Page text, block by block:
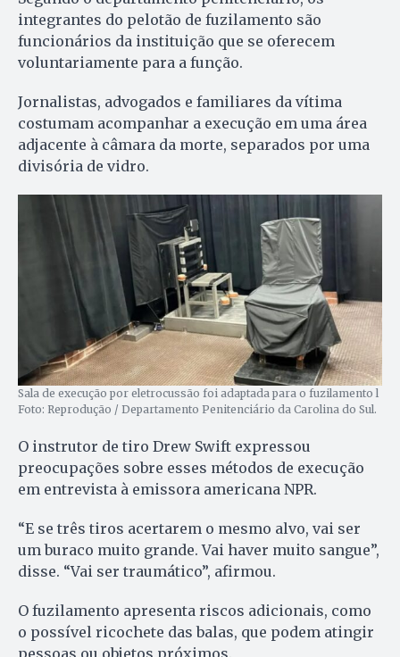
integrantes do pelotão de fuzilamento são
funcionários da instituição que se oferecem
voluntariamente para a função.
Jornalistas, advogados e familiares da vítima
costumam acompanhar a execução em uma área
adjacente à câmara da morte, separados por uma
divisória de vidro.
Sala de execução por eletrocussão foi adaptada para o fuzilamento l
Foto: Reprodução / Departamento Penitenciário da Carolina do Sul.
O instrutor de tiro Drew Swift expressou
preocupações sobre esses métodos de execução
em entrevista à emissora americana NPR.
“E se três tiros acertarem o mesmo alvo, vai ser
um buraco muito grande. Vai haver muito sangue”,
disse. “Vai ser traumático”, afirmou.
O fuzilamento apresenta riscos adicionais, como
o possível ricochete das balas, que podem atingir
pessoas ou objetos próximos.